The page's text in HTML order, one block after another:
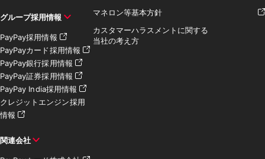
グループ採用情報
PayPay採用情報
PayPayカード採用情報
PayPay銀行採用情報
PayPay証券採用情報
PayPay India採用情報
クレジットエンジン採用
情報
関連会社
マネロン等基本方針
カスタマーハラスメントに関する
当社の考え方